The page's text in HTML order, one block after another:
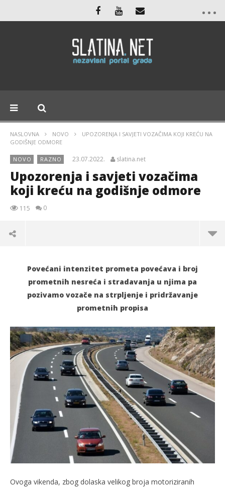
NASLOVNA NOVO
UPOZORENJA I SAVJETI VOZAČIMA KOJI KREĆU NA
GODIŠNJE ODMORE
NOVO RAZNO 23.07.2022. slatina.net
Upozorenja i savjeti vozačima
koji kreću na godišnje odmore
115 0
TRENUTNO OTVORENO
Upozorenja i savjeti vozačima koji kreću na
godišnje odmore
23.07.2022.
Povećani intenzitet prometa povećava i broj
prometnih nesreća i stradavanja u njima pa
pozivamo vozače na strpljenje i pridržavanje
prometnih propisa
Ovoga vikenda, zbog dolaska velikog broja motoriziranih